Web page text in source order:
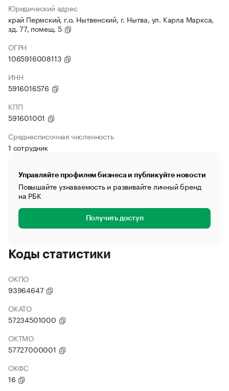
Юридический адрес
край Пермский, г.о. Нытвенский, г. Нытва, ул. Карла Маркса,
зд. 77, помещ. 5
ОГРН
1065916008113
ИНН
5916016576
КПП
591601001
Среднесписочная численность
1 сотрудник
Управляйте профилем бизнеса и публикуйте новости
Повышайте узнаваемость и развивайте личный бренд
на РБК
Получить доступ
Коды статистики
ОКПО
93964647
ОКАТО
57234501000
ОКТМО
57727000001
ОКФС
16